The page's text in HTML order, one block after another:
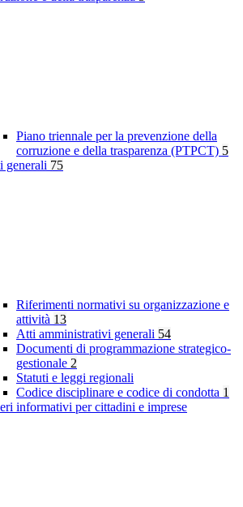
Piano triennale per la prevenzione della
corruzione e della trasparenza (PTPCT) 5
generali 75
Riferimenti normativi su organizzazione e
attività 13
Atti amministrativi generali 54
Documenti di programmazione strategico-
gestionale 2
Statuti e leggi regionali
Codice disciplinare e codice di condotta 1
informativi per cittadini e imprese